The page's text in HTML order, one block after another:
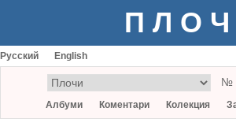
Русский English
№
Албуми Коментари Колекция